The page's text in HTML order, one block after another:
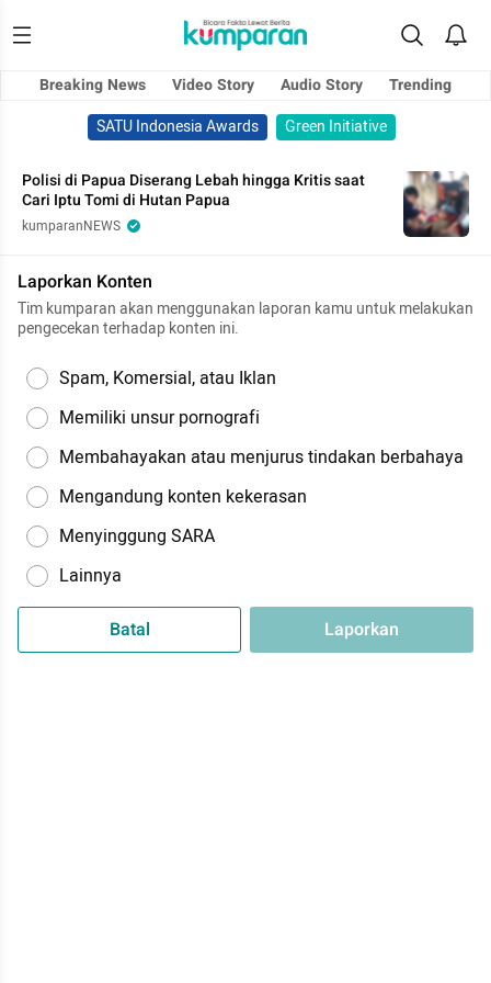
Breaking News Video Story Audio Story
Trending
SATU Indonesia Awards
Green Initiative
Polisi di Papua Diserang Lebah hingga Kritis saat
Cari Iptu Tomi di Hutan Papua
kumparanNEWS
Laporkan Konten
Tim kumparan akan menggunakan laporan kamu untuk melakukan
pengecekan terhadap konten ini.
Spam, Komersial, atau Iklan
Memiliki unsur pornografi
Membahayakan atau menjurus tindakan berbahaya
Mengandung konten kekerasan
Menyinggung SARA
Lainnya
Batal Laporkan